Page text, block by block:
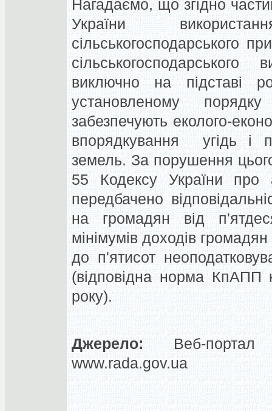
Нагадаємо, що згідно
України
сільськогосподарського
виключно на підставі
установленому
забезпечують еколого-
впорядкування угідь і
земель. За порушення
55 Кодексу України про
передбачено
на громадян від
мінімумів доходів
до п'ятисот
(відповідна норма КпАПП
року).
Джерело: Веб-портал
www.rada.gov.ua